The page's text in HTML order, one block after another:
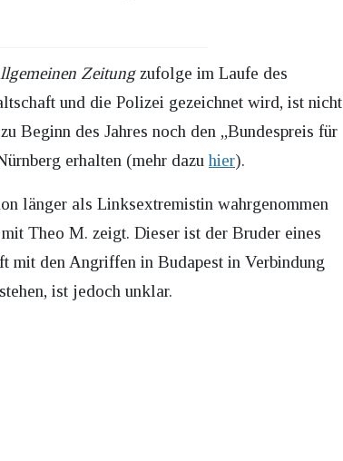
Zeitungzufolge im Laufe des
und die Polizei gezeichnet wird, ist nicht
Beginn des Jahres noch den „Bundespreis für
erhalten (mehr dazuhier).
länger als Linksextremistin wahrgenommen
Theo M. zeigt. Dieser ist der Bruder eines
mit den Angriffen in Budapest in Verbindung
ist jedoch unklar.